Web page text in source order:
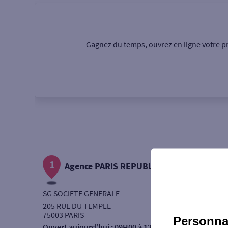
Autour de moi
Gagnez du temps, ouvrez en ligne votre
1 Agence PARIS REPUBLIQUE
SG SOCIETE GENERALE
205 RUE DU TEMPLE
75003 PARIS